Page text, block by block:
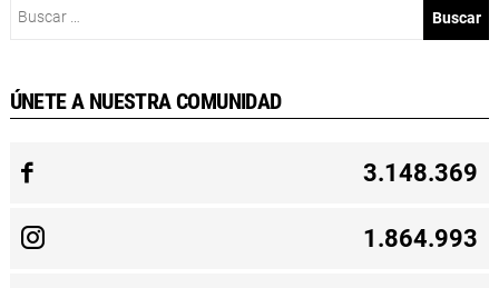
ÚNETE A NUESTRA COMUNIDAD
3.148.369
1.864.993